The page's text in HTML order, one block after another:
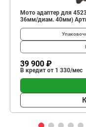
Мото адаптер для
36мм/диам. 40мм)
39 900 ₽
В кредит от 1 330/мес